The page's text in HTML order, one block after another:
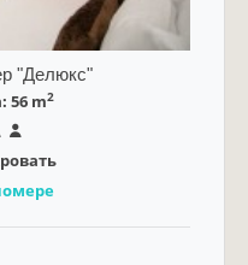
"Делюкс"
56 m2